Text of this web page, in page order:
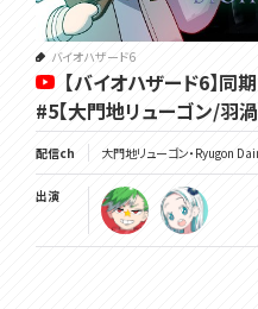
バイオハザード6
【バイオハザード6】同
#5【大門地リューゴン/羽渦
配信ch 大門地リューゴン・Ryugon
出演